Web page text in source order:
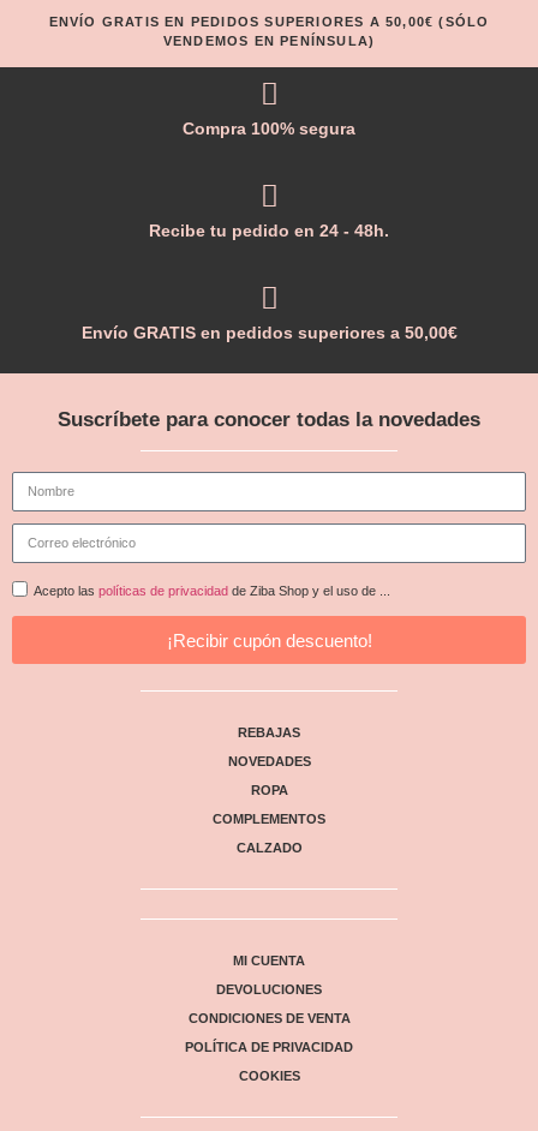
ENVÍO GRATIS EN PEDIDOS SUPERIORES A 50,00€ (SÓLO
VENDEMOS EN PENÍNSULA)
Compra 100% segura
Recibe tu pedido en 24 - 48h.
Envío GRATIS en pedidos superiores a 50,00€
Suscríbete para conocer todas la novedades
Acepto las políticas de privacidad de Ziba Shop y el uso de ...
¡Recibir cupón descuento!
REBAJAS
NOVEDADES
ROPA
COMPLEMENTOS
CALZADO
MI CUENTA
DEVOLUCIONES
CONDICIONES DE VENTA
POLÍTICA DE PRIVACIDAD
COOKIES